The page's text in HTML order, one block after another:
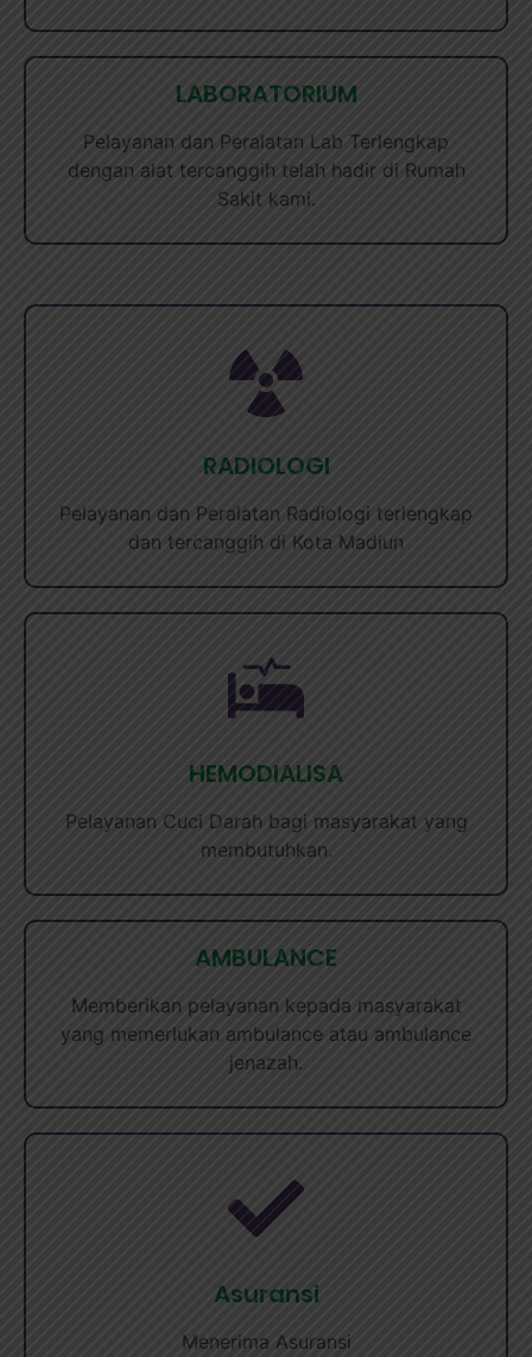
LABORATORIUM
Pelayanan dan Peralatan Lab Terlengkap
dengan alat tercanggih telah hadir di Rumah
Sakit kami.
RADIOLOGI
Pelayanan dan Peralatan Radiologi terlengkap
dan tercanggih di Kota Madiun
HEMODIALISA
Pelayanan Cuci Darah bagi masyarakat yang
membutuhkan.
AMBULANCE
Memberikan pelayanan kepada masyarakat
yang memerlukan ambulance atau ambulance
jenazah.
Asuransi
Menerima Asuransi